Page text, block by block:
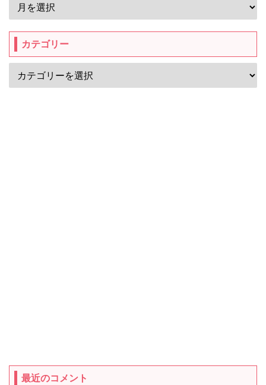
カテゴリー
最近のコメント